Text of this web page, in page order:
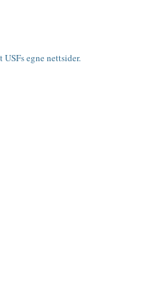
egne nettsider.